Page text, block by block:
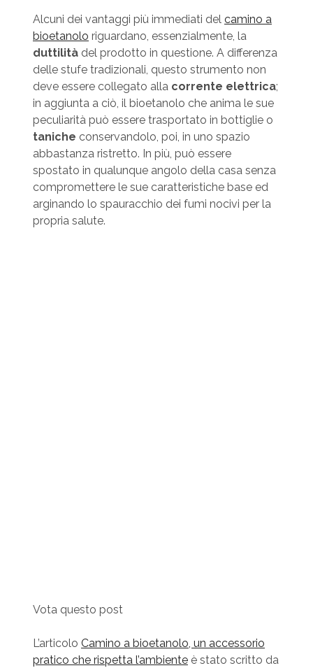
Alcuni dei vantaggi più immediati del camino a
bioetanolo riguardano, essenzialmente, la
duttilitàdel prodotto in questione. A differenza
delle stufe tradizionali, questo strumento non
deve essere collegato alla corrente elettrica;
in aggiunta a ciò, il bioetanolo che anima le sue
peculiarità può essere trasportato in bottiglie o
taniche conservandolo, poi, in uno spazio
abbastanza ristretto. In più, può essere
spostato in qualunque angolo della casa senza
compromettere le sue caratteristiche base ed
arginando lo spauracchio dei fumi nocivi per la
propria salute.
Vota questo post
L’articolo Camino a bioetanolo, un accessorio
pratico che rispetta l’ambienteè stato scritto da